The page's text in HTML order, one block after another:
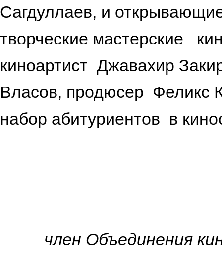
Сагдуллаев, и
творческие мастерские
киноартист Джавахир
Власов, продюсер Феликс
набор абитуриентов в
член Объединения